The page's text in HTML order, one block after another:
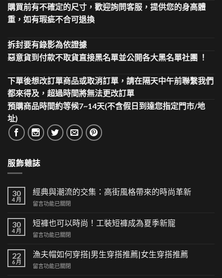
購買前有不確定的尺寸，歡迎詢問客服，提供您的身高體
重，如有瑕疵不合可退換
拆封要有錄影為依證據
惡意貨到付款不取貨直接黑名單並公開各大黑名單社團 ！
下單後想改訂單商品或取消訂單，請在隔天中午前聯繫我們
都來得及，超過時間將無法更改訂單
預購商品時間約等候7~14天(不含假日到達您指定門市/地
址)
服飾雜誌
30
4 月
經典與潮流的交集：高街風格帶來的時尚革新
在
典
與
潮
的
集：
留言功能已關閉
30
4 月
短褲也可以時尚！工裝短褲成為夏季新寵
在
褲
也
可
留言功能已關閉
22
6 月
漁夫帽如何穿搭|男生穿搭推薦|女生穿搭推薦
在
留言功能已關閉